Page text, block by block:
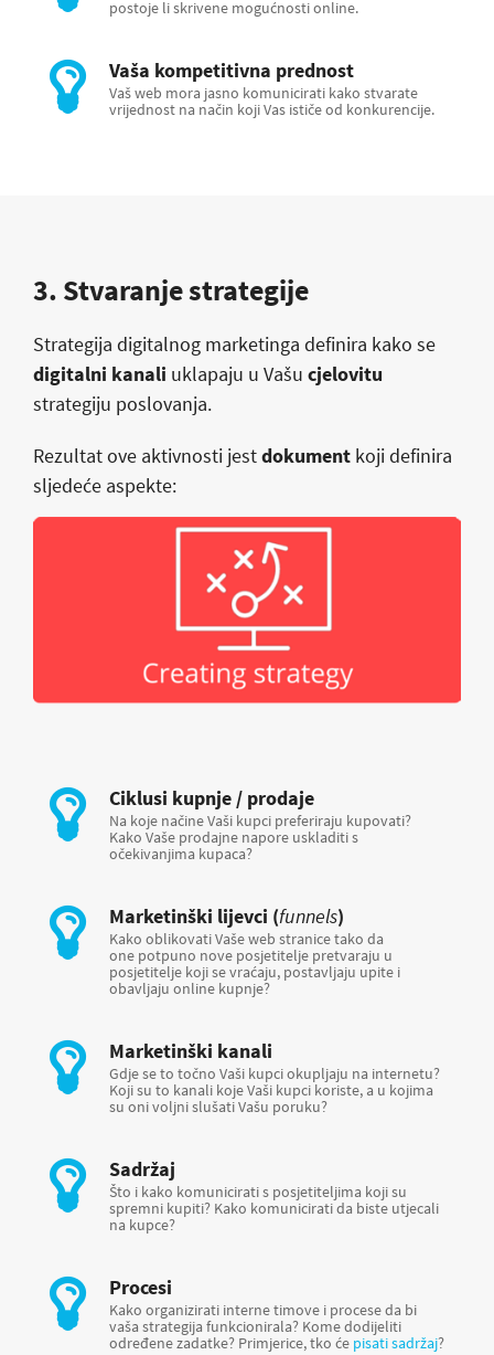
postoje li skrivene mogućnosti online.
Vaša kompetitivna prednost
Vaš web mora jasno komunicirati kako stvarate
vrijednost na način koji Vas ističe od konkurencije.
3. Stvaranje strategije
Strategija digitalnog marketinga definira kako se
digitalni kanali uklapaju u Vašu cjelovitu
strategiju poslovanja.
Rezultat ove aktivnosti jestdokument koji definira
sljedeće aspekte:
Ciklusi kupnje / prodaje
Na koje načine Vaši kupci preferiraju kupovati?
Kako Vaše prodajne napore uskladiti s
očekivanjima kupaca?
Marketinški lijevci (funnels)
Kako oblikovati Vaše web stranice tako da
one potpuno nove posjetitelje pretvaraju u
posjetitelje koji se vraćaju, postavljaju upite i
obavljaju online kupnje?
Marketinški kanali
Gdje se to točno Vaši kupci okupljaju na internetu?
Koji su to kanali koje Vaši kupci koriste, a u kojima
su oni voljni slušati Vašu poruku?
Sadržaj
Što i kako komunicirati s posjetiteljima koji su
spremni kupiti? Kako komunicirati da biste utjecali
na kupce?
Procesi
Kako organizirati interne timove i procese da bi
vaša strategija funkcionirala? Kome dodijeliti
određene zadatke? Primjerice, tko će pisati sadržaj?